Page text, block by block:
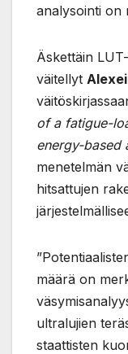
analysointi on
Äskettäin
väitellyt
of a fatigue-
energy-based
menetelmän
hitsattujen
määrä on
ultralujien
staattisten